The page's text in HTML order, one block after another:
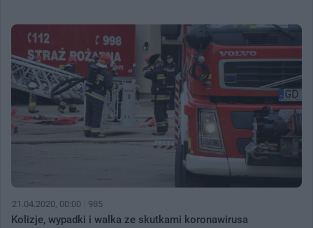
21.04.2020, 00:00 985
Kolizje, wypadki i walka ze skutkami koronawirusa